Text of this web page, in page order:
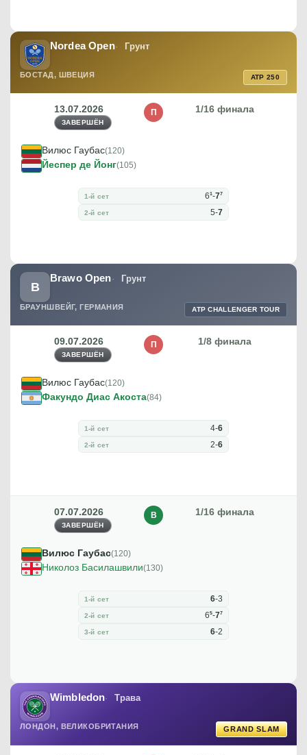
Nordea Open Грунт
БОСТАД, ШВЕЦИЯ ATP 250
13.07.2026
ЗАВЕРШЁН
1/16 финала
П
Вилюс Гаубас(120)
Йеспер де Йонг(105)
1-й сет 61-77
2-й сет 5-7
B
Brawo Open Грунт
БРАУНШВЕЙГ, ГЕРМАНИЯ ATP CHALLENGER TOUR
09.07.2026
ЗАВЕРШЁН
1/8 финала
П
Вилюс Гаубас(120)
Факундо Диас Акоста(84)
1-й сет 4-6
2-й сет 2-6
07.07.2026
ЗАВЕРШЁН
1/16 финала
В
Вилюс Гаубас(120)
Николоз Басилашвили(130)
1-й сет 6-3
2-й сет 65-77
3-й сет 6-2
Wimbledon Трава
ЛОНДОН, ВЕЛИКОБРИТАНИЯ GRAND SLAM